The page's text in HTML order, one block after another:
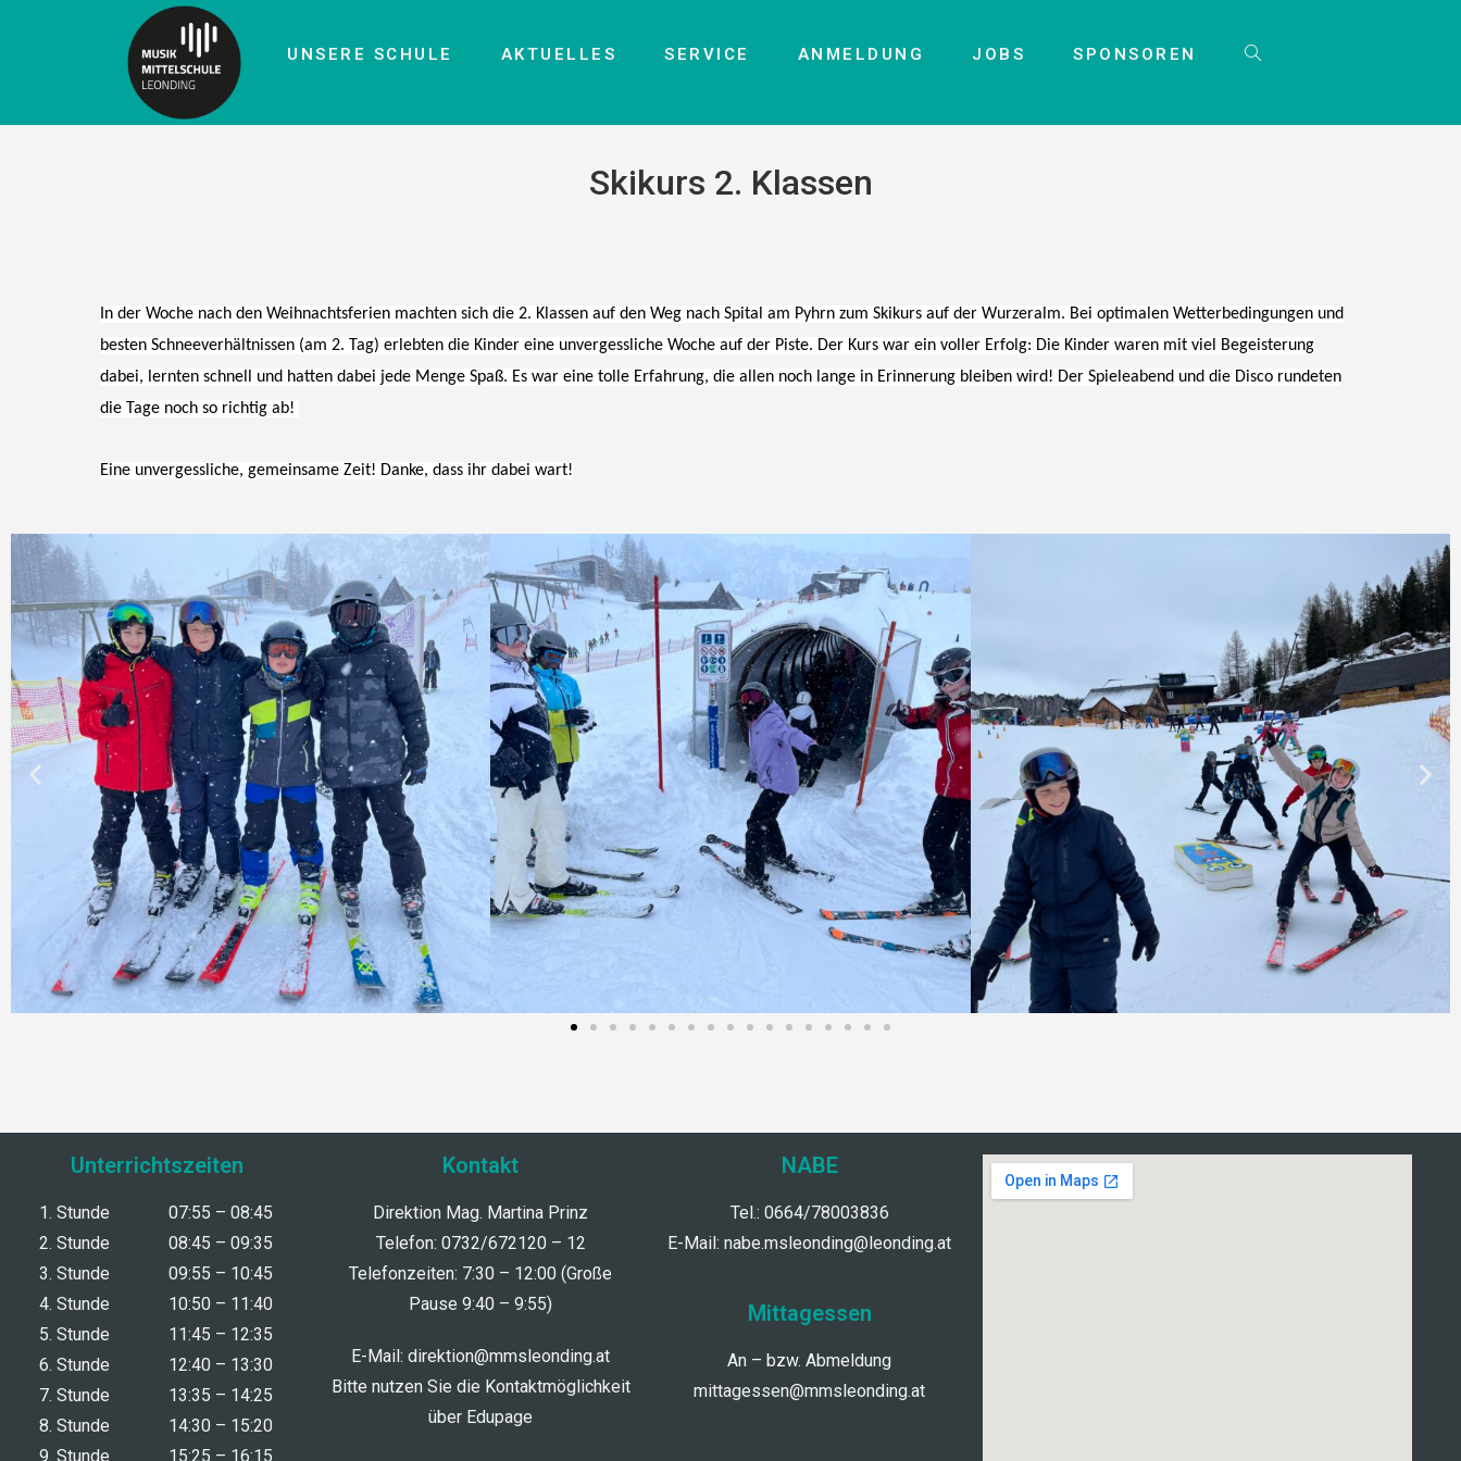
UNSERE SCHULE AKTUELLES SERVICE ANMELDUNG JOBS SPONSOREN
Skikurs 2. Klassen
In der Woche nach den Weihnachtsferien machten sich die 2. Klassen auf den Weg nach Spital am Pyhrn zum Skikurs auf der Wurzeralm. Bei optimalen Wetterbedingungen und
besten Schneeverhältnissen (am 2. Tag) erlebten die Kinder eine unvergessliche Woche auf der Piste. Der Kurs war ein voller Erfolg: Die Kinder waren mit viel Begeisterung
dabei, lernten schnell und hatten dabei jede Menge Spaß. Es war eine tolle Erfahrung, die allen noch lange in Erinnerung bleiben wird! Der Spieleabend und die Disco rundeten
die Tage noch so richtig ab!
Eine unvergessliche, gemeinsame Zeit! Danke, dass ihr dabei wart!
Unterrichtszeiten
1. Stunde
07:55 – 08:45
2. Stunde
08:45 – 09:35
3. Stunde
09:55 – 10:45
4. Stunde
10:50 – 11:40
5. Stunde
11:45 – 12:35
6. Stunde
12:40 – 13:30
7. Stunde
13:35 – 14:25
8. Stunde
14:30 – 15:20
9. Stunde
15:25 – 16:15
Kontakt
Direktion Mag. Martina Prinz
Telefon: 0732/672120 – 12
Telefonzeiten: 7:30 – 12:00 (Große
Pause 9:40 – 9:55)
E-Mail:direktion@mmsleonding.at
Bitte nutzen Sie die Kontaktmöglichkeit
über Edupage
NABE
Tel.: 0664/78003836
E-Mail: nabe.msleonding@leonding.at
Mittagessen
An – bzw. Abmeldung
mittagessen@mmsleonding.at